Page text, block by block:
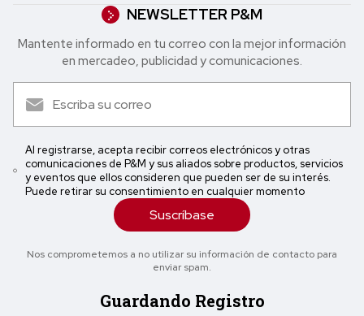
NEWSLETTER P&M
Mantente informado en tu correo con la mejor in formación
en mercadeo, publicidad y comunicaciones.
Al registrarse, acepta recibir correos electrónicos y otras
comunicaciones de P&M y sus aliados sobre productos, servicios
y eventos que ellos consideren que pueden ser de su interés.
Puede retirar su consentimiento en cualquier momento
Suscríbase
Nos comprometemos a no utilizar su información de contacto para
enviar spam.
Guardando Registro